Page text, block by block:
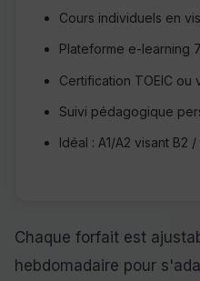
Cours individuels en
Plateforme e-learning
Certification TOEIC ou
Suivi pédagogique
Idéal : A1/A2 visant B2
Chaque forfait est
hebdomadaire pour